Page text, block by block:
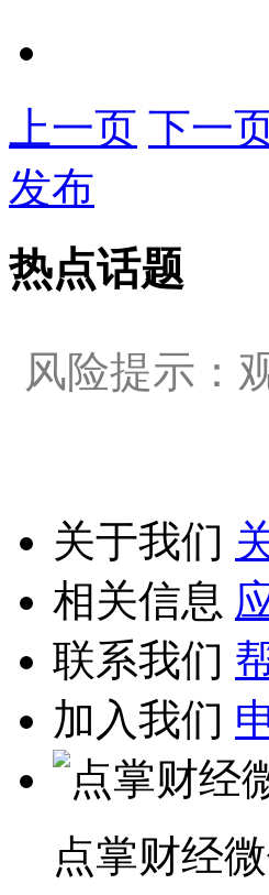
上一页 下一
发布
热点话题
风险提示：
关于我们
相关信息
联系我们
加入我们
点掌财经